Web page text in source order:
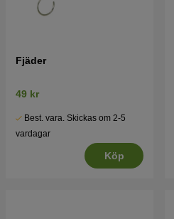
Fjäder
49 kr
Best. vara. Skickas om 2-5
vardagar
Köp